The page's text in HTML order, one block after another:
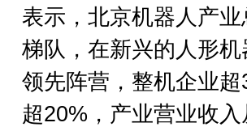
表示，北京机器人产
梯队，在新兴的人形
领先阵营，整机企业
超20%，产业营业收